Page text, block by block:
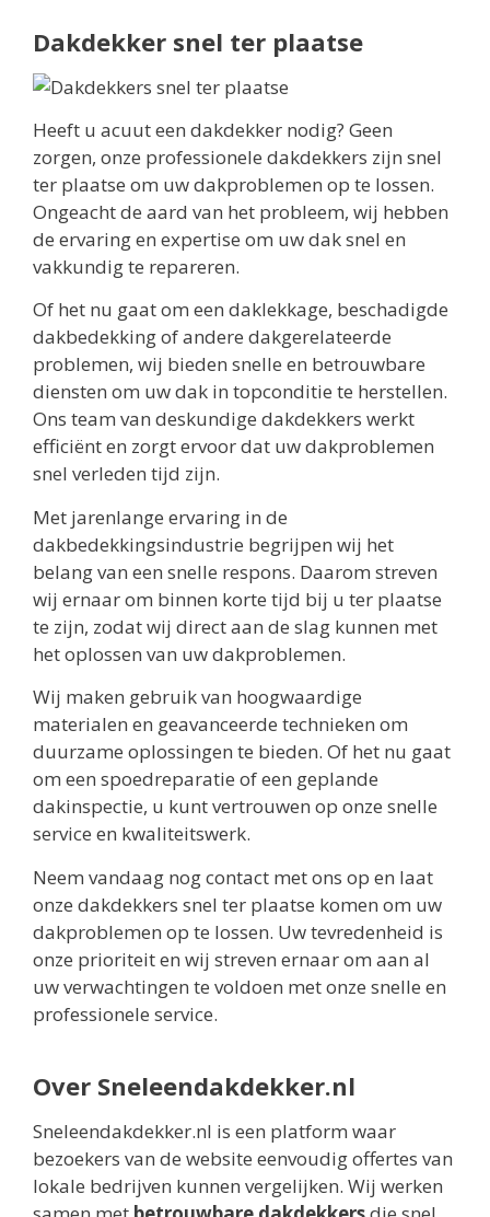
Dakdekker snel ter plaatse
Heeft u acuut een dakdekker nodig? Geen
zorgen, onze professionele dakdekkers zijn snel
ter plaatse om uw dakproblemen op te lossen.
Ongeacht de aard van het probleem, wij hebben
de ervaring en expertise om uw dak snel en
vakkundig te repareren.
Of het nu gaat om een daklekkage, beschadigde
dakbedekking of andere dakgerelateerde
problemen, wij bieden snelle en betrouwbare
diensten om uw dak in topconditie te herstellen.
Ons team van deskundige dakdekkers werkt
efficiënt en zorgt ervoor dat uw dakproblemen
snel verleden tijd zijn.
Met jarenlange ervaring in de
dakbedekkingsindustrie begrijpen wij het
belang van een snelle respons. Daarom streven
wij ernaar om binnen korte tijd bij u ter plaatse
te zijn, zodat wij direct aan de slag kunnen met
het oplossen van uw dakproblemen.
Wij maken gebruik van hoogwaardige
materialen en geavanceerde technieken om
duurzame oplossingen te bieden. Of het nu gaat
om een spoedreparatie of een geplande
dakinspectie, u kunt vertrouwen op onze snelle
service en kwaliteitswerk.
Neem vandaag nog contact met ons op en laat
onze dakdekkers snel ter plaatse komen om uw
dakproblemen op te lossen. Uw tevredenheid is
onze prioriteit en wij streven ernaar om aan al
uw verwachtingen te voldoen met onze snelle en
professionele service.
Over Sneleendakdekker.nl
Sneleendakdekker.nl is een platform waar
bezoekers van de website eenvoudig offertes van
lokale bedrijven kunnen vergelijken. Wij werken